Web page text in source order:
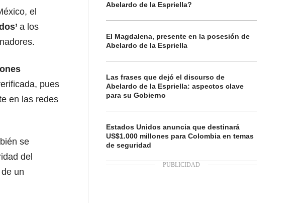
el
a los
pues
en las redes
se
del
un
Abelardo de la Espriella?
El Magdalena, presente en la posesión de
Abelardo de la Espriella
Las frases que dejó el discurso de
Abelardo de la Espriella: aspectos clave
para su Gobierno
Estados Unidos anuncia que destinará
US$1.000 millones para Colombia en temas
de seguridad